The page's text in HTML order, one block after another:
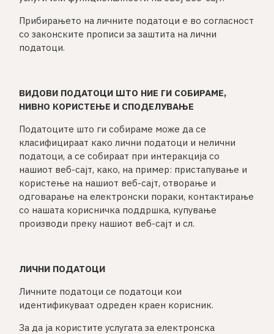
Прибирањето на личните податоци е во согласност
со законските прописи за заштита на лични
податоци.
ВИДОВИ ПОДАТОЦИ ШТО НИЕ ГИ СОБИРАМЕ,
НИВНО КОРИСТЕЊЕ И СПОДЕЛУВАЊЕ
Податоците што ги собираме може да се
класифицираат како лични податоци и нелични
податоци, а се собираат при интеракција со
нашиот веб-сајт, како, на пример: пристапување и
користење на нашиот веб-сајт, отворање и
одговарање на електронски пораки, контактирање
со нашата корисничка поддршка, купување
производи преку нашиот веб-сајт и сл.
ЛИЧНИ ПОДАТОЦИ
Личните податоци се податоци кои
идентификуваат одреден краен корисник.
За да ја користите услугата за електронска